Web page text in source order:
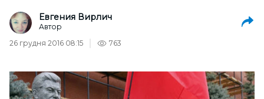
Евгения Вирлич
Автор
26 грудня 2016 08:15
763